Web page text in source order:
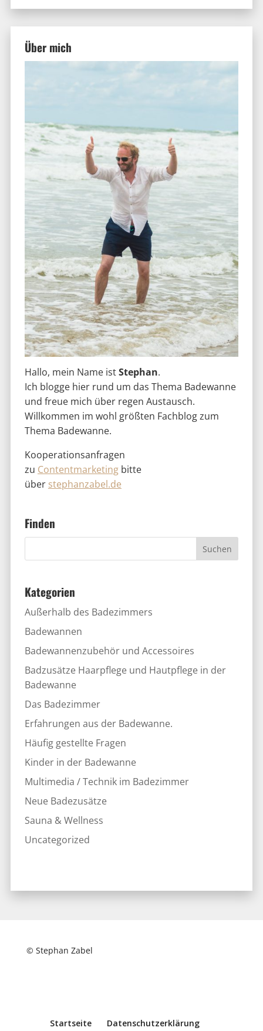
Über mich
Hallo, mein Name istStephan.
Ich blogge hier rund um das Thema Badewanne
und freue mich über regen Austausch.
Willkommen im wohl größten Fachblog zum
Thema Badewanne.
Kooperationsanfragen
zu Contentmarketingbitte
über stephanzabel.de
Finden
Kategorien
Außerhalb des Badezimmers
Badewannen
Badewannenzubehör und Accessoires
Badzusätze Haarpflege und Hautpflege in der
Badewanne
Das Badezimmer
Erfahrungen aus der Badewanne.
Häufig gestellte Fragen
Kinder in der Badewanne
Multimedia / Technik im Badezimmer
Neue Badezusätze
Sauna & Wellness
Uncategorized
© Stephan Zabel
Startseite Datenschutzerklärung